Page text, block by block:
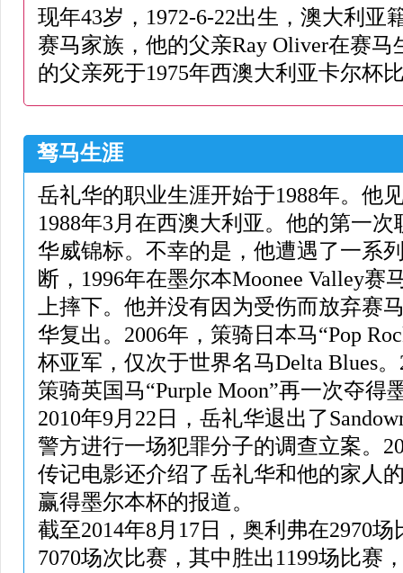
现年43岁，1972-6-22出生，澳大利亚
赛马家族，他的父亲Ray Oliver在赛
的父亲死于1975年西澳大利亚卡尔杯
驽马生涯
岳礼华的职业生涯开始于1988年。他
1988年3月在西澳大利亚。他的第一
华威锦标。不幸的是，他遭遇了一系
断，1996年在墨尔本Moonee Valley赛
上摔下。他并没有因为受伤而放弃赛
华复出。2006年，策骑日本马“Pop
杯亚军，仅次于世界名马Delta Blues
策骑英国马“Purple Moon”再一次夺得
2010年9月22日，岳礼华退出了
警方进行一场犯罪分子的调查立案。
传记电影还介绍了岳礼华和他的家人
赢得墨尔本杯的报道。
截至2014年8月17日，奥利弗在2970
7070场次比赛，其中胜出1199场比赛